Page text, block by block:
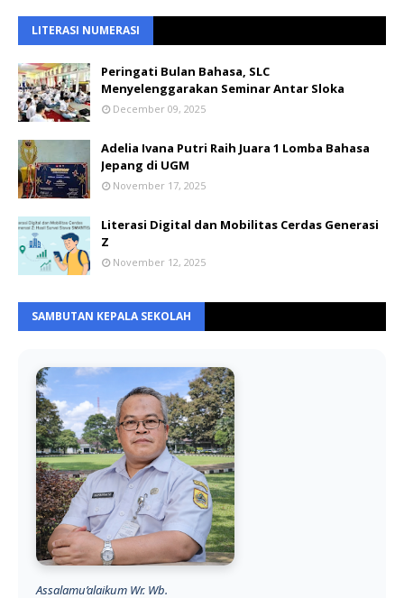
LITERASI NUMERASI
Peringati Bulan Bahasa, SLC
Menyelenggarakan Seminar Antar Sloka
December 09, 2025
Adelia Ivana Putri Raih Juara 1 Lomba Bahasa
Jepang di UGM
November 17, 2025
Literasi Digital dan Mobilitas Cerdas Generasi
Z
November 12, 2025
SAMBUTAN KEPALA SEKOLAH
Assalamu’alaikum Wr. Wb.